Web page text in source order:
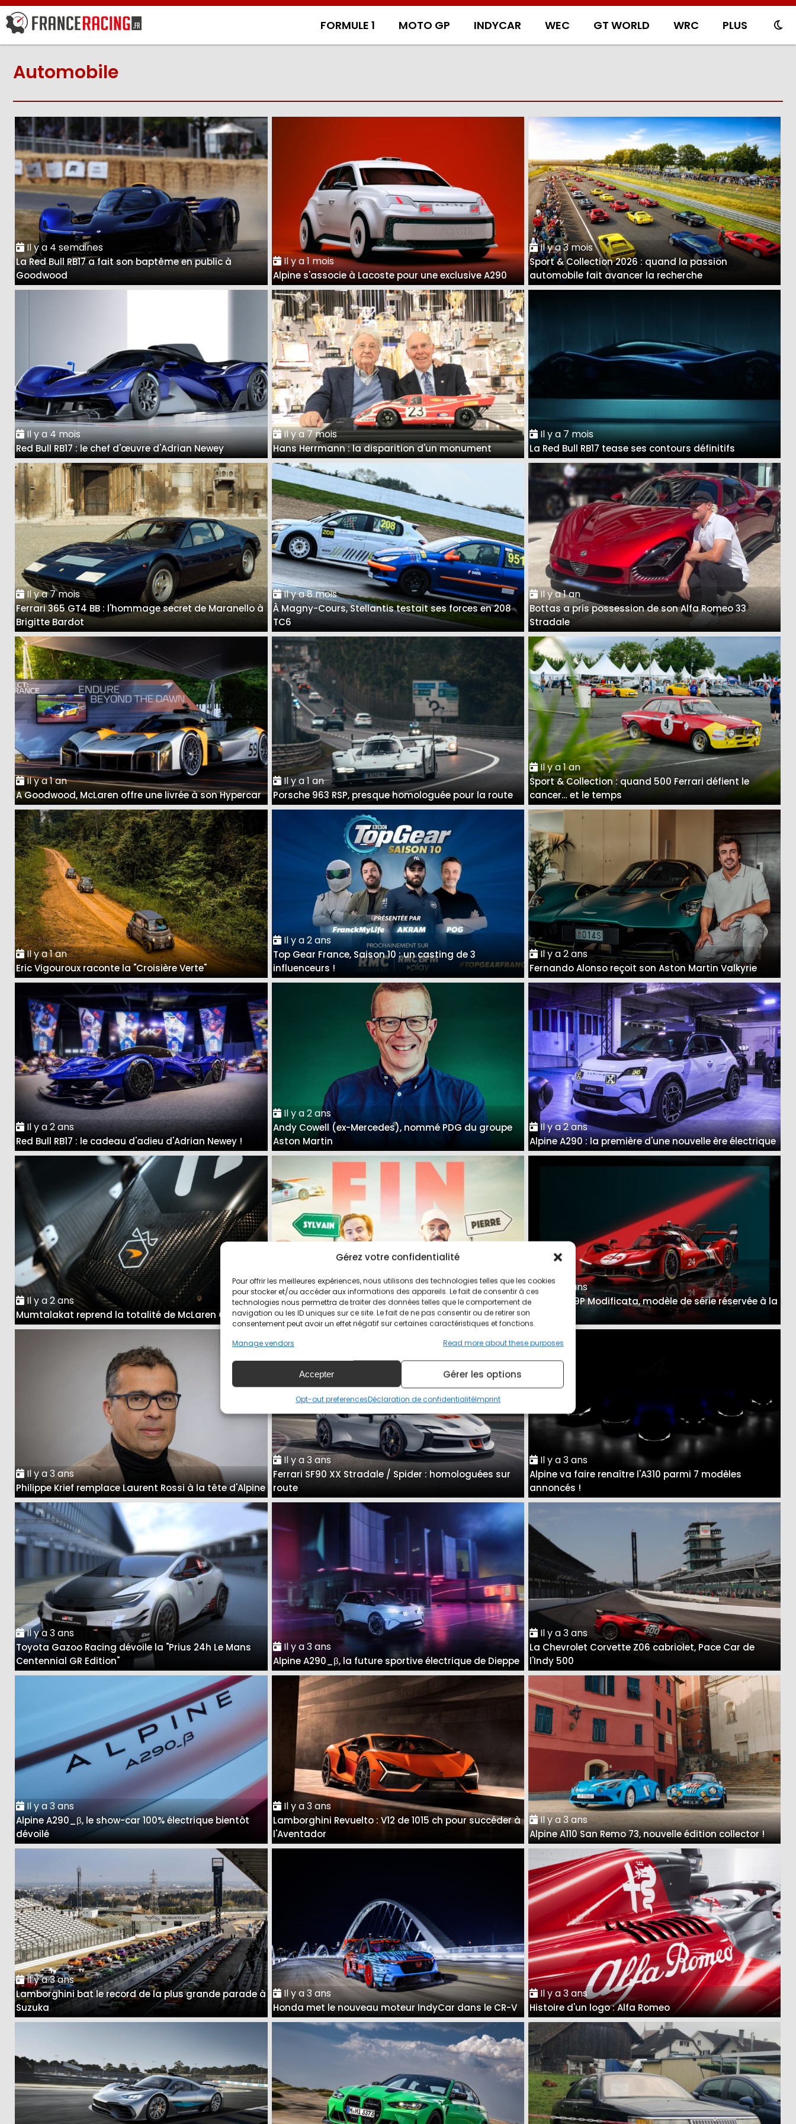
Gérez votre confidentialité
Pour offrir les meilleures expériences, nous utilisons des technologies telles que les cookies
pour stocker et/ou accéder aux informations des appareils. Le fait de consentir à ces
technologies nous permettra de traiter des données telles que le comportement de
navigation ou les ID uniques sur ce site. Le fait de ne pas consentir ou de retirer son
consentement peut avoir un effet négatif sur certaines caractéristiques et fonctions.
Manage vendors
Read more about these purposes
Accepter Gérer les options
Opt-out preferencesDéclaration de confidentialitéImprint
FORMULE 1 MOTO GP INDYCAR WEC GT WORLD WRC PLUS
Automobile
Il y a 4 semaines
La Red Bull RB17 a fait son baptême en public à
Goodwood
Il y a 1 mois
Alpine s'associe à Lacoste pour une exclusive A290
Il y a 3 mois
Sport & Collection 2026 : quand la passion
automobile fait avancer la recherche
Il y a 4 mois
Red Bull RB17 : le chef d'œuvre d'Adrian Newey
Il y a 7 mois
Hans Herrmann : la disparition d'un monument
Il y a 7 mois
La Red Bull RB17 tease ses contours définitifs
Il y a 7 mois
Ferrari 365 GT4 BB : l'hommage secret de Maranello à
Brigitte Bardot
Il y a 8 mois
À Magny-Cours, Stellantis testait ses forces en 208
TC6
Il y a 1 an
Bottas a pris possession de son Alfa Romeo 33
Stradale
Il y a 1 an
A Goodwood, McLaren offre une livrée à son Hypercar
Il y a 1 an
Porsche 963 RSP, presque homologuée pour la route
Il y a 1 an
Sport & Collection : quand 500 Ferrari défient le
cancer… et le temps
Il y a 1 an
Eric Vigouroux raconte la "Croisière Verte"
Il y a 2 ans
Top Gear France, Saison 10 : un casting de 3
influenceurs !
Il y a 2 ans
Fernando Alonso reçoit son Aston Martin Valkyrie
Il y a 2 ans
Red Bull RB17 : le cadeau d'adieu d'Adrian Newey !
Il y a 2 ans
Andy Cowell (ex-Mercedes), nommé PDG du groupe
Aston Martin
Il y a 2 ans
Alpine A290 : la première d'une nouvelle ère électrique
Il y a 2 ans
Mumtalakat reprend la totalité de McLaren Group
Il y a 3 ans
Pierre et Sylvain arrêtent l'aventure Vilebrequin sur
YouTube
Il y a 3 ans
Ferrari 499P Modificata, modèle de série réservée à la
piste
Il y a 3 ans
Philippe Krief remplace Laurent Rossi à la tête d'Alpine
Il y a 3 ans
Ferrari SF90 XX Stradale / Spider : homologuées sur
route
Il y a 3 ans
Alpine va faire renaître l'A310 parmi 7 modèles
annoncés !
Il y a 3 ans
Toyota Gazoo Racing dévoile la "Prius 24h Le Mans
Centennial GR Edition"
Il y a 3 ans
Alpine A290_β, la future sportive électrique de Dieppe
Il y a 3 ans
La Chevrolet Corvette Z06 cabriolet, Pace Car de
l'Indy 500
Il y a 3 ans
Alpine A290_β, le show-car 100% électrique bientôt
dévoilé
Il y a 3 ans
Lamborghini Revuelto : V12 de 1015 ch pour succéder à
l'Aventador
Il y a 3 ans
Alpine A110 San Remo 73, nouvelle édition collector !
Il y a 3 ans
Lamborghini bat le record de la plus grande parade à
Suzuka
Il y a 3 ans
Honda met le nouveau moteur IndyCar dans le CR-V
Il y a 3 ans
Histoire d'un logo : Alfa Romeo